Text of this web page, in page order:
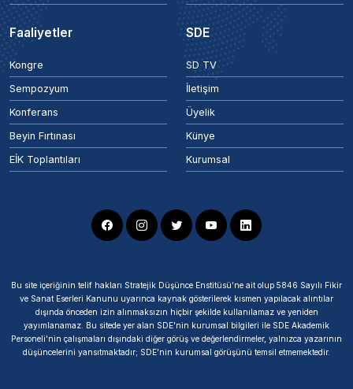
Faaliyetler
Kongre
Sempozyum
Konferans
Beyin Fırtınası
EİK Toplantıları
SDE
SD TV
İletişim
Üyelik
Künye
Kurumsal
Bu site içeriğinin telif hakları Stratejik Düşünce Enstitüsü’ne ait olup 5846 Sayılı Fikir
ve Sanat Eserleri Kanunu uyarınca kaynak gösterilerek kısmen yapılacak alıntılar
dışında önceden izin alınmaksızın hiçbir şekilde kullanılamaz ve yeniden
yayımlanamaz. Bu sitede yer alan SDE'nin kurumsal bilgileri ile SDE Akademik
Personeli'nin çalışmaları dışındaki diğer görüş ve değerlendirmeler, yalnızca yazarının
düşüncelerini yansıtmaktadır; SDE'nin kurumsal görüşünü temsil etmemektedir.